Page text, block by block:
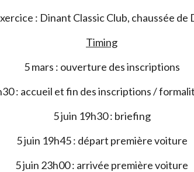
: Dinant Classic Club, chaussée de
Timing
5 mars : ouverture des inscriptions
: accueil et fin des inscriptions /
5 juin 19h30 : briefing
5 juin 19h45 : départ première voiture
5 juin 23h00 : arrivée première voiture